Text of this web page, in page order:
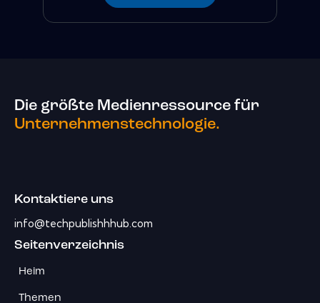
Die größte Medienressource für
Unternehmenstechnologie.
Kontaktiere uns
info@techpublishhhub.com
Seitenverzeichnis
Heim
Themen